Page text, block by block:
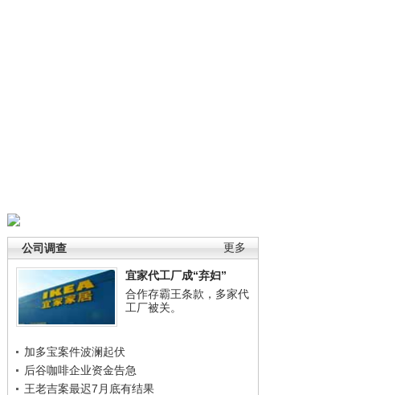
更多
公司调查
宜家代工厂成“弃妇”
合作存霸王条款，多家代
工厂被关。
加多宝案件波澜起伏
后谷咖啡企业资金告急
王老吉案最迟7月底有结果